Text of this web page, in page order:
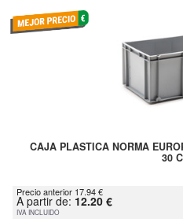
CAJA PLASTICA NORMA
30
Precio anterior 17.94 €
A partir de: 12.20 €
IVA INCLUIDO